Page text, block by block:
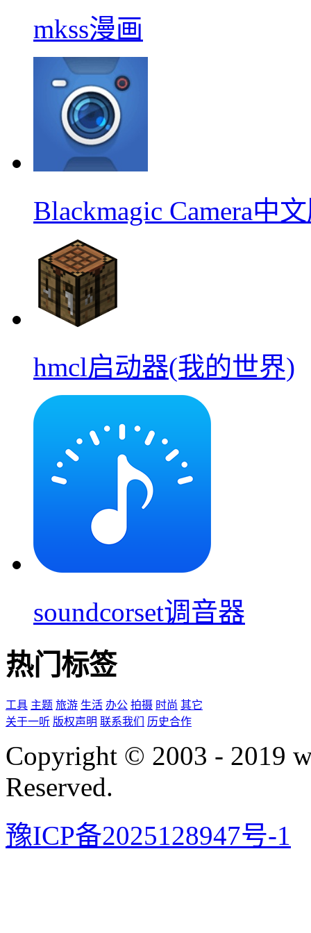
mkss漫画
Blackmagic Camera中
hmcl启动器(我的世界)
soundcorset调音器
热门标签
工具 主题 旅游 生活 办公 拍摄 时尚 其它
关于一听 版权声明 联系我们 历史合作
Copyright © 2003 - 2019
Reserved.
豫ICP备2025128947号-1